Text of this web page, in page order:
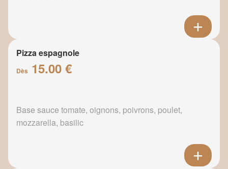
Pizza espagnole
Dès 15.00 €
Base sauce tomate, oignons, poivrons, poulet,
mozzarella, basilic